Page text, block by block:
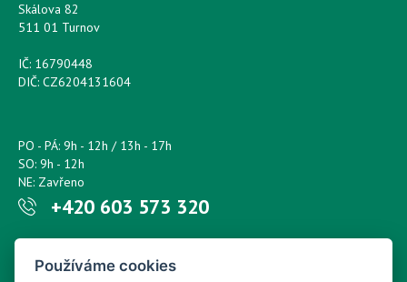
Skálova 82
511 01 Turnov
IČ: 16790448
DIČ: CZ6204131604
PO - PÁ: 9h - 12h / 13h - 17h
SO: 9h - 12h
NE: Zavřeno
+420 603 573 320
petr.sonsky@centrum.cz
Používáme cookies